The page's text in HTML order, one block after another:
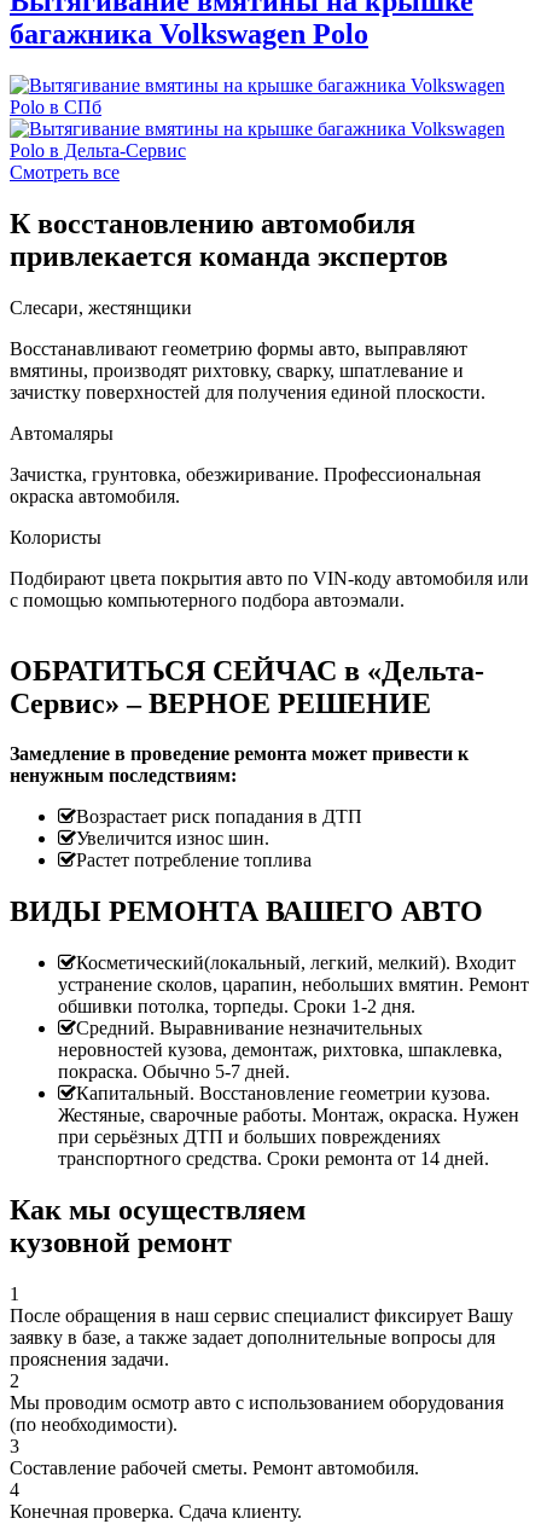
багажника Volkswagen Polo
Смотреть все
К восстановлению автомобиля
привлекается команда экспертов
Слесари, жестянщики
Восстанавливают геометрию формы авто, выправляют
вмятины, производят рихтовку, сварку, шпатлевание и
зачистку поверхностей для получения единой плоскости.
Автомаляры
Зачистка, грунтовка, обезжиривание. Профессиональная
окраска автомобиля.
Колористы
Подбирают цвета покрытия авто по VIN-коду автомобиля или
с помощью компьютерного подбора автоэмали.
ОБРАТИТЬСЯ СЕЙЧАС в «Дельта-
Сервис» – ВЕРНОЕ РЕШЕНИЕ
Замедление в проведение ремонта может привести к
ненужным последствиям:
Возрастает риск попадания в ДТП
Увеличится износ шин.
Растет потребление топлива
ВИДЫ РЕМОНТА ВАШЕГО АВТО
Косметический(локальный, легкий, мелкий). Входит
устранение сколов, царапин, небольших вмятин. Ремонт
обшивки потолка, торпеды. Сроки 1-2 дня.
Средний. Выравнивание незначительных
неровностей кузова, демонтаж, рихтовка, шпаклевка,
покраска. Обычно 5-7 дней.
Капитальный. Восстановление геометрии кузова.
Жестяные, сварочные работы. Монтаж, окраска. Нужен
при серьёзных ДТП и больших повреждениях
транспортного средства. Сроки ремонта от 14 дней.
Как мы осуществляем
кузовной ремонт
1
После обращения в наш сервис специалист фиксирует Вашу
заявку в базе, а также задает дополнительные вопросы для
прояснения задачи.
2
Мы проводим осмотр авто с использованием оборудования
(по необходимости).
3
Составление рабочей сметы. Ремонт автомобиля.
4
Конечная проверка. Сдача клиенту.